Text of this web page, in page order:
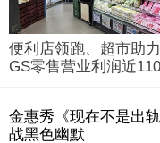
便利店领跑、超市助
GS零售营业利润近
金惠秀《现在不是出
战黑色幽默